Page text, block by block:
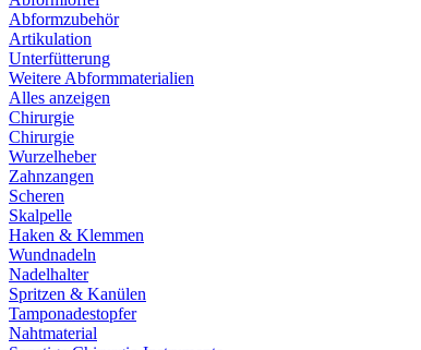
Abformzubehör
Artikulation
Unterfütterung
Weitere Abformmaterialien
Alles anzeigen
Chirurgie
Chirurgie
Wurzelheber
Zahnzangen
Scheren
Skalpelle
Haken & Klemmen
Wundnadeln
Nadelhalter
Spritzen & Kanülen
Tamponadestopfer
Nahtmaterial